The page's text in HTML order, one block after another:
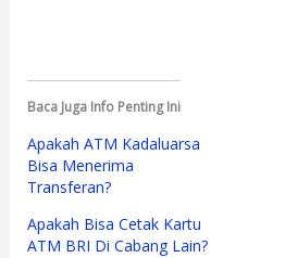
Baca Juga Info Penting Ini
Apakah ATM Kadaluarsa
Bisa Menerima
Transferan?
Apakah Bisa Cetak Kartu
ATM BRI Di Cabang Lain?